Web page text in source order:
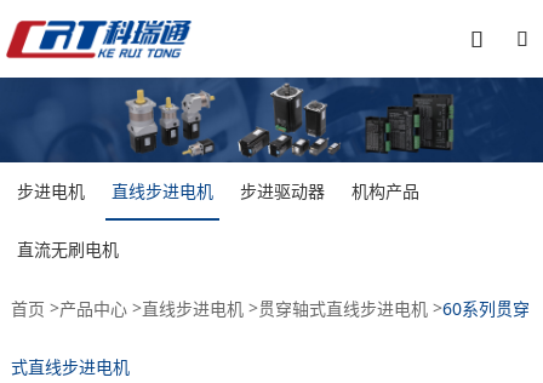


步进电机 直线步进电机 步进驱动器 机构产品
直流无刷电机
首页 >产品中心>直线步进电机>贯穿轴式直线步进电机>60系列贯穿
式直线步进电机